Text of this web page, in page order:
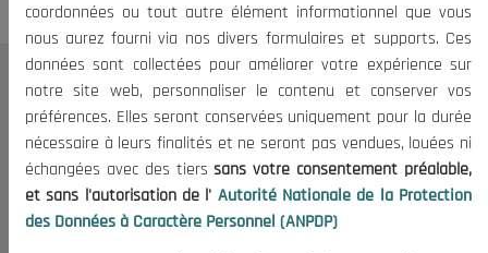
Le CNESE
A Propos
Le président
Organisation
Publications
coordonnées ou tout autre élément informationnel que vous
nous aurez fourni via nos divers formulaires et supports. Ces
données sont collectées pour améliorer votre expérience sur
notre site web, personnaliser le contenu et conserver vos
préférences. Elles seront conservées uniquement pour la durée
nécessaire à leurs finalités et ne seront pas vendues, louées ni
échangées avec des tierssans votre consentement préalable,
et sans l'autorisation de l' Autorité Nationale de la Protection
des Données à Caractère Personnel (ANPDP)